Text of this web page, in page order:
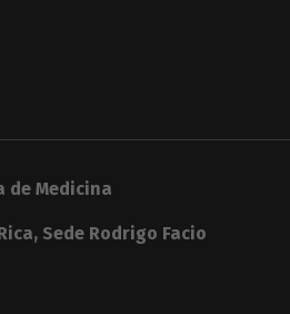
de Medicina
Sede Rodrigo Facio